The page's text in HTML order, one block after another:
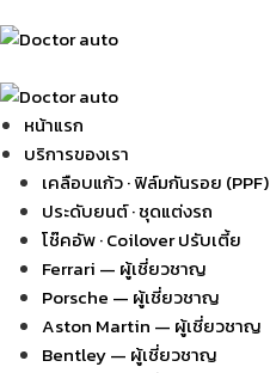
หน้าแรก
บริการของเรา
เคลือบแก้ว · ฟิล์มกันรอย (PPF)
ประดับยนต์ · ชุดแต่งรถ
โช๊คอัพ · Coilover ปรับเตี้ย
Ferrari — ผู้เชี่ยวชาญ
Porsche — ผู้เชี่ยวชาญ
Aston Martin — ผู้เชี่ยวชาญ
Bentley — ผู้เชี่ยวชาญ